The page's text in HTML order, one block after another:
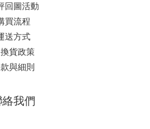
回圖活動
買流程
送方式
貨政策
與細則
我們